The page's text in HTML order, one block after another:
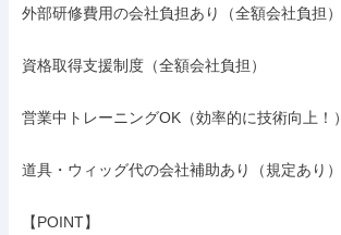
外部研修費用の会社負担あり（全額会社負担）
資格取得支援制度（全額会社負担）
営業中トレーニングOK（効率的に技術向上！）
道具・ウィッグ代の会社補助あり（規定あり）
【POINT】